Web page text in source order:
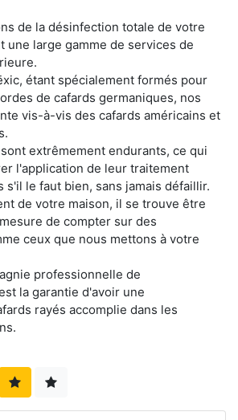
de la désinfection totale de votre
une large gamme de services de
étant spécialement formés pour
de cafards germaniques, nos
vis-à-vis des cafards américains et
extrêmement endurants, ce qui
l'application de leur traitement
s'il le faut bien, sans jamais défaillir.
de votre maison, il se trouve être
de compter sur des
ceux que nous mettons à votre
professionnelle de
la garantie d'avoir une
rayés accomplie dans les